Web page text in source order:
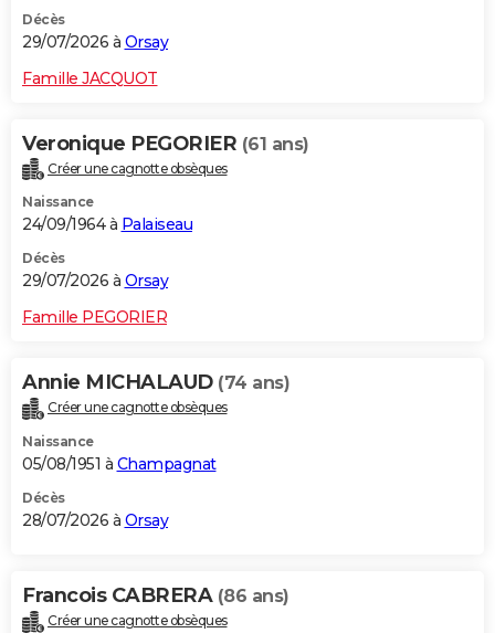
Décès
29/07/2026 à Orsay
Famille JACQUOT
Veronique PEGORIER (61 ans)
Créer une cagnotte obsèques
Naissance
24/09/1964 à Palaiseau
Décès
29/07/2026 à Orsay
Famille PEGORIER
Annie MICHALAUD (74 ans)
Créer une cagnotte obsèques
Naissance
05/08/1951 à Champagnat
Décès
28/07/2026 à Orsay
Francois CABRERA (86 ans)
Créer une cagnotte obsèques